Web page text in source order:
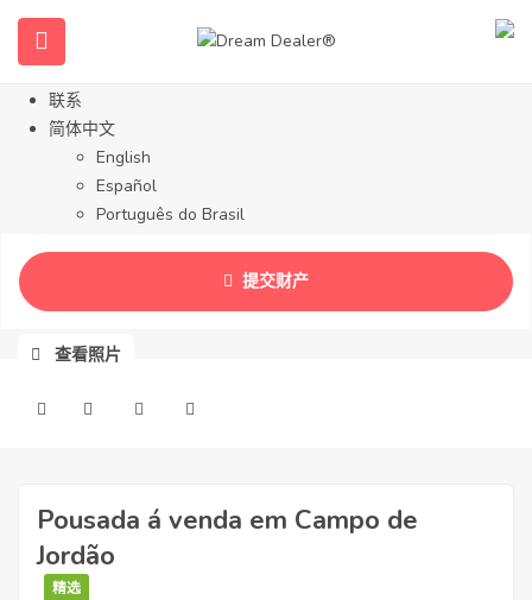
关于我们
服务
联系
简体中文
English
Español
Português do Brasil
提交财产
查看照片
Pousada á venda em Campo de
Jordão
精选